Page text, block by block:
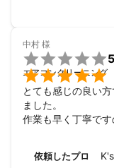
中村 様


エアコンクリーニング
とても感じの良い
ました。
作業も早く丁寧で
ない物が見れたかな
依頼したプロ